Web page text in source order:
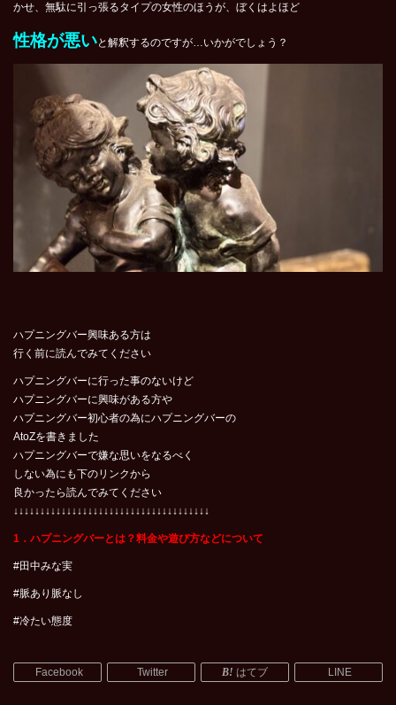
かせ、無駄に引っ張るタイプの女性のほうが、ぼくはよほど
性格が悪いと解釈するのですが…いかがでしょう？
ハプニングバー興味ある方は
行く前に読んでみてください
ハプニングバーに行った事のないけど
ハプニングバーに興味がある方や
ハプニングバー初心者の為にハプニングバーの
AtoZを書きました
ハプニングバーで嫌な思いをなるべく
しない為にも下のリンクから
良かったら読んでみてください
↓↓↓↓↓↓↓↓↓↓↓↓↓↓↓↓↓↓↓↓↓↓↓↓↓↓↓↓↓↓↓↓↓↓↓↓↓
1．ハプニングバーとは？料金や遊び方などについて
#田中みな実
#脈あり脈なし
#冷たい態度
Facebook Twitter はてブ LINE